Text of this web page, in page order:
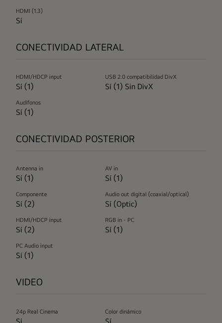
HDMI (1.3)
Sí
CONECTIVIDAD LATERAL
HDMI/HDCP input
Sí (1)
USB 2.0 compatibilidad DivX
Sí (1) Sin DivX
Audífonos
Sí (1)
CONECTIVIDAD POSTERIOR
Antenna in
Sí (1)
AV in
Sí (1)
Componente
Sí (2)
Audio out digital (coaxial/optical)
Sí (Optic)
HDMI/HDCP input
Sí (2)
RGB in - PC
Sí (1)
PC Audio input
Sí (1)
VIDEO
24p Real Cinema Color dinámico